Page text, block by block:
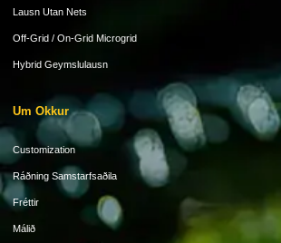
Lausn Utan Nets
Off-Grid / On-Grid Microgrid
Hybrid Geymslulausn
Um Okkur
Customization
Ráðning Samstarfsaðila
Fréttir
Málið